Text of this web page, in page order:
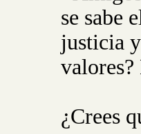
se sabe
justicia
valores?
¿Crees